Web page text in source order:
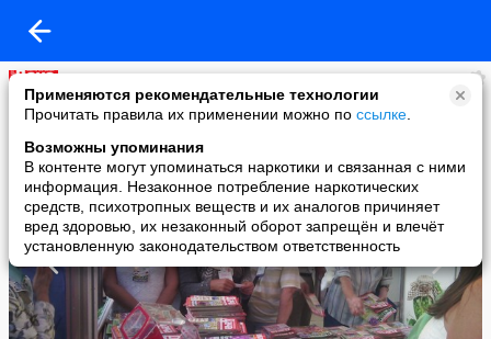
Применяются рекомендательные технологии
Прочитать правила их применении можно по ссылке
Возможны упоминания
В контенте могут упоминаться наркотики и связанная с ними
информация. Незаконное потребление наркотических
средств, психотропных веществ и их аналогов причиняет
вред здоровью, их незаконный оборот запрещён и влечёт
установленную законодательством ответственность
Моя прекрасная дача
added a photo
10 Sep в 15:19